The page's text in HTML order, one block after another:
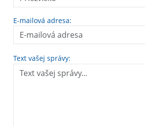
E-mailová adresa:
Text vašej správy: